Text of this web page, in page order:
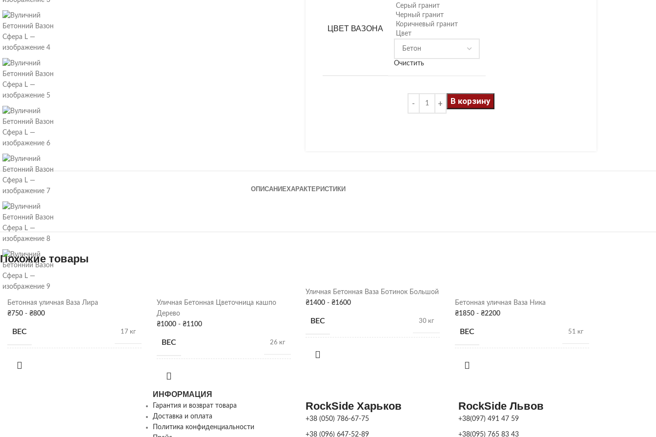
ЦВЕТ ВАЗОНА
Серый гранит
Черный гранит
Коричневый гранит
Цвет
Очистить
В корзину
ОПИСАНИЕХАРАКТЕРИСТИКИ
Похожие товары
Бетонная уличная Ваза Лира
₴750 - ₴800
ВЕС 17 кг
РАЗМЕРЫ
Уличная Бетонная Цветочница кашпо
Дерево
₴1000 - ₴1100
ВЕС 26 кг
РАЗМЕРЫ
ПОКРАСКА
ДЕКОРА
Уличная Бетонная Ваза Ботинок Большой
₴1400 - ₴1600
ВЕС 30 кг
РАЗМЕРЫ
Бетонная уличная Ваза Ника
₴1850 - ₴2200
ВЕС 51 кг
РАЗМЕРЫ
ДЕКОРА
ИНФОРМАЦИЯ
Гарантия и возврат товара
Доставка и оплата
Политика конфиденциальности
RockSide Харьков
+38 (050) 786-67-75
+38 (096) 647-52-89
RockSide Львов
+38(097) 491 47 59
+38(095) 765 83 43